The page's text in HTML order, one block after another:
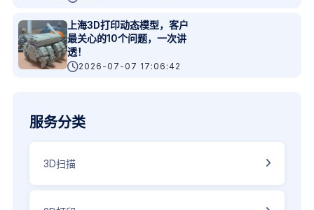
上海3D打印动态模型，客户
最关心的10个问题，一次讲
透！
2026-07-07 17:06:42
服务分类
3D扫描